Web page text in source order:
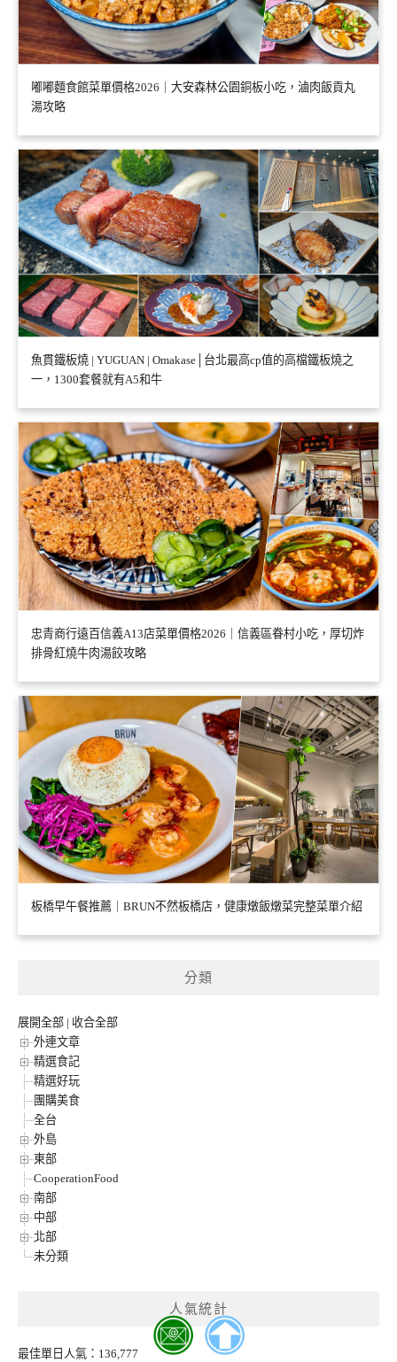
嘟嘟麵食館菜單價格2026｜大安森林公園銅板小吃，滷肉飯貢丸
湯攻略
魚貫鐵板燒 | YUGUAN | Omakase│台北最高cp值的高檔鐵板燒之
一，1300套餐就有A5和牛
忠青商行遠百信義A13店菜單價格2026｜信義區眷村小吃，厚切炸
排骨紅燒牛肉湯餃攻略
板橋早午餐推薦｜BRUN不然板橋店，健康燉飯燉菜完整菜單介紹
分類
展開全部 | 收合全部
外連文章
精選食記
精選好玩
團購美食
全台
外島
東部
CooperationFood
南部
中部
北部
未分類
人氣統計
最佳單日人氣：136,777